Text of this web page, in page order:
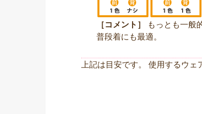
［コメント］
もっとも一般
普段着にも最適。
上記は目安です。 使用するウェ